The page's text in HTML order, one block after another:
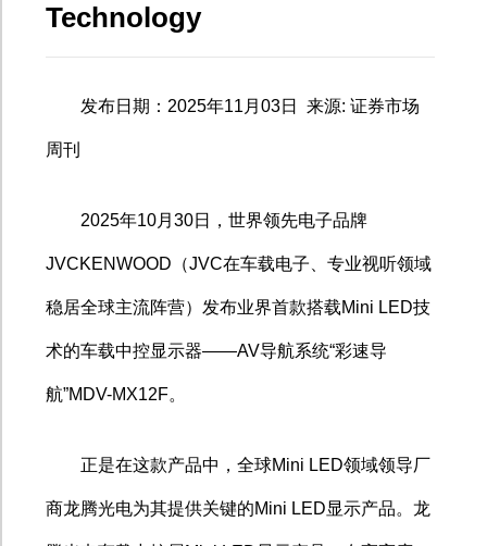
Technology
发布日期： 2025年11 月 03日 来源: 证券市场
周刊
2025年10月 30日，世界领先电子品牌
JVCKENWOOD （JVC在车载电子、专业视听领域
稳居全球主流阵营）发布业界首款搭载Mini LED技
术的车载中控显示器——AV导航系统“彩速导
航”MDV-MX12F。
正是在这款产品中，全球Mini LED领域领导厂
商龙腾光电为其提供关键的Mini LED显示产品。龙